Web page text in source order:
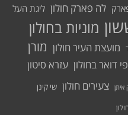
לה פארק חולון ליגת העל
מוניות בחולון
מועצת העיר חולון מורן
דואר בחולון עזרא סיטון
איתן צעירים חולון שי קינן